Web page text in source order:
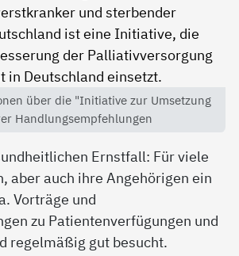
über die "Initiative zur Umsetzung
Handlungsempfehlungen
Ernstfall: Für viele
aber auch ihre Angehörigen ein
Vorträge und
zu Patientenverfügungen und
regelmäßig gut besucht.